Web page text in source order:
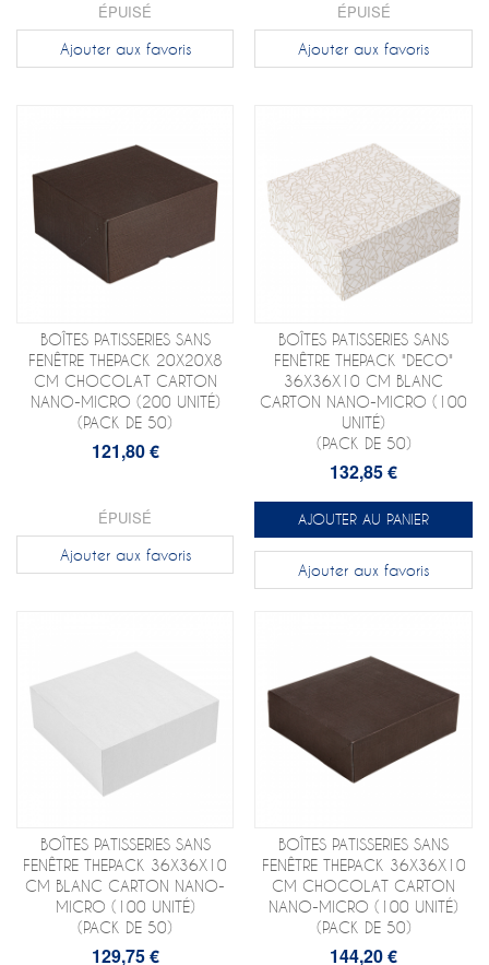
ÉPUISÉ
Ajouter aux favoris
ÉPUISÉ
Ajouter aux favoris
BOÎTES PATISSERIES SANS
FENÊTRE THEPACK 20X20X8
CM CHOCOLAT CARTON
NANO-MICRO (200 UNITÉ)
(PACK DE 50)
121,80 €
ÉPUISÉ
Ajouter aux favoris
BOÎTES PATISSERIES SANS
FENÊTRE THEPACK "DECO"
36X36X10 CM BLANC
CARTON NANO-MICRO (100
UNITÉ)
(PACK DE 50)
132,85 €
AJOUTER AU PANIER
Ajouter aux favoris
BOÎTES PATISSERIES SANS
FENÊTRE THEPACK 36X36X10
CM BLANC CARTON NANO-
MICRO (100 UNITÉ)
(PACK DE 50)
129,75 €
BOÎTES PATISSERIES SANS
FENÊTRE THEPACK 36X36X10
CM CHOCOLAT CARTON
NANO-MICRO (100 UNITÉ)
(PACK DE 50)
144,20 €